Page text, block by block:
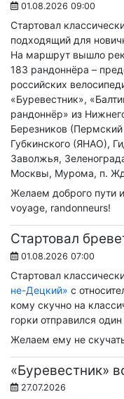
01.08.2026 09:00
Стартовал
подходящий для
На маршрут вышло
183 рандоннёра –
российских
«Буревестник»,
рандоннёр» из
Березников
Губкинского (ЯНАО),
Заволжья,
Москвы, Мурома, п.
Желаем доброго пути
voyage, randonneurs!
Стартовал
01.08.2026 07:00
Стартовал
не-Децкий» с
кому скучно на
горки отправился
Желаем ему не
«Буревестник»
27.07.2026